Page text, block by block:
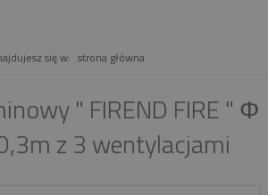
się w: strona główna
" FIREND FIRE " Φ
z 3 wentylacjami